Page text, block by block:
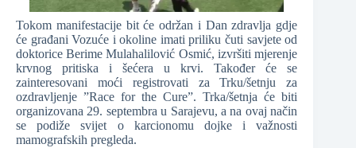
Tokom manifestacije bit će održan i Dan zdravlja gdje
će građani Vozuće i okoline imati priliku čuti savjete od
doktorice Berime Mulahalilović Osmić, izvršiti mjerenje
krvnog pritiska i šećera u krvi. Također će se
zainteresovani moći registrovati za Trku/šetnju za
ozdravljenje ”Race for the Cure”. Trka/šetnja će biti
organizovana 29. septembra u Sarajevu, a na ovaj način
se podiže svijet o karcionomu dojke i važnosti
mamografskih pregleda.